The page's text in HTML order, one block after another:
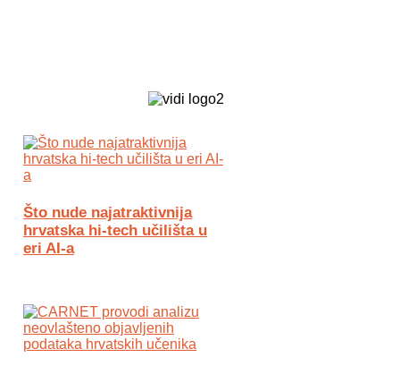
Što nude najatraktivnija
hrvatska hi-tech učilišta u
eri AI-a